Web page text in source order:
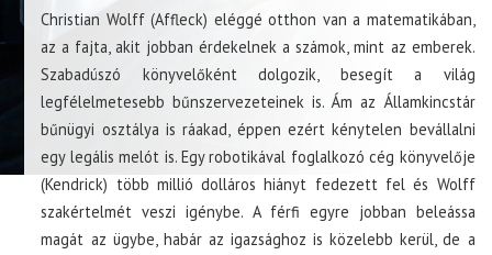
Christian Wolff (Affleck) eléggé otthon van a matematikában,
az a fajta, akit jobban érdekelnek a számok, mint az emberek.
Szabadúszó könyvelőként dolgozik, besegít a világ
legfélelmetesebb bűnszervezeteinek is. Ám az Államkincstár
bűnügyi osztálya is ráakad, éppen ezért kénytelen bevállalni
egy legális melót is. Egy robotikával foglalkozó cég könyvelője
(Kendrick) több millió dolláros hiányt fedezett fel és Wolff
szakértelmét veszi igénybe. A férfi egyre jobban beleássa
magát az ügybe, habár az igazsághoz is közelebb kerül, de a